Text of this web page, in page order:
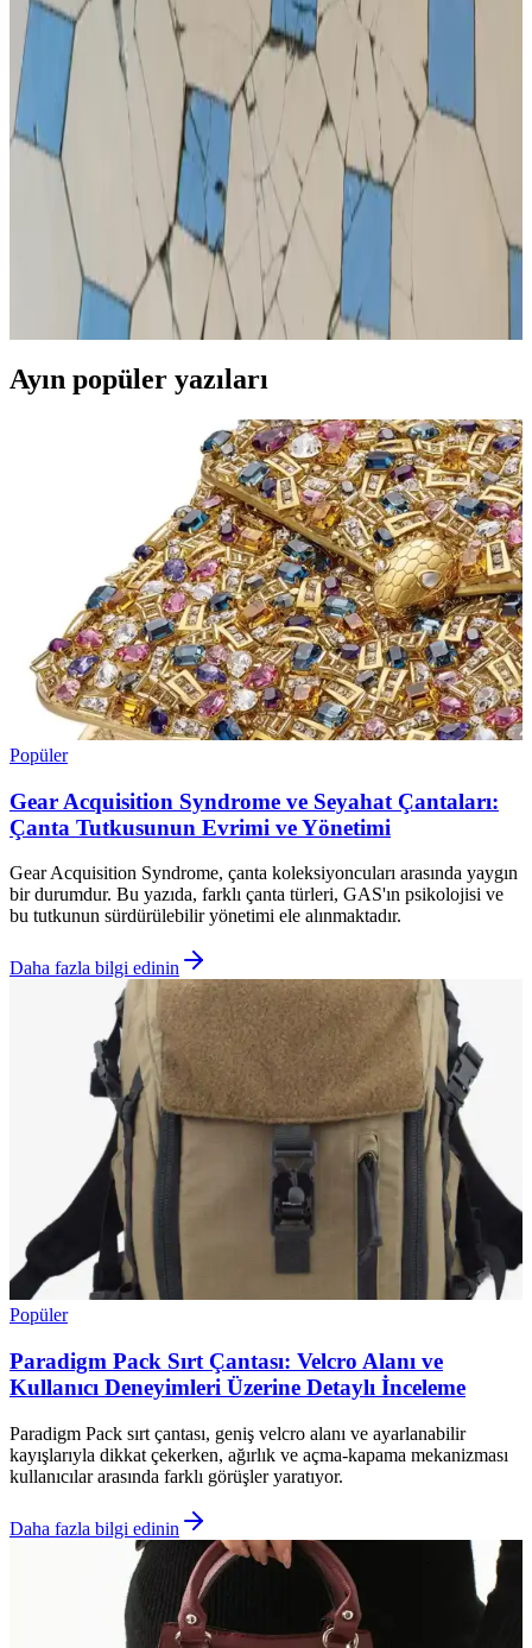
Nike Çocuk Taytları: Konfor ve Stil Sunan Güncel
Modeller ve Seçim Rehberi
Nike çocuk taytları, esnek ve nefes alabilir malzemeleriyle konfor,
dayanıklılık ve çeşitli modelleriyle stil sunar. Günlük ve spor
kullanımı için ideal, uygun fiyatlı seçenekler içerir.
Çocuklara Karne Hediyesi Seçenekleri: Çanta ve
Ayakkabıyla Mutluluk Yaratmak
Karne günü çocuklara özel hediye önerileri arasında şık ve kullanışlı
çanta ile rahat ayakkabılar bulunuyor. İlgi ve yaşa uygun seçimlerle
onları mutlu edin.
Ayın popüler yazıları
Popüler
Gear Acquisition Syndrome ve Seyahat Çantaları:
Çanta Tutkusunun Evrimi ve Yönetimi
Gear Acquisition Syndrome, çanta koleksiyoncuları arasında yaygın
bir durumdur. Bu yazıda, farklı çanta türleri, GAS'ın psikolojisi ve
bu tutkunun sürdürülebilir yönetimi ele alınmaktadır.
Daha fazla bilgi edinin
Popüler
Paradigm Pack Sırt Çantası: Velcro Alanı ve
Kullanıcı Deneyimleri Üzerine Detaylı İnceleme
Paradigm Pack sırt çantası, geniş velcro alanı ve ayarlanabilir
kayışlarıyla dikkat çekerken, ağırlık ve açma-kapama mekanizması
kullanıcılar arasında farklı görüşler yaratıyor.
Daha fazla bilgi edinin